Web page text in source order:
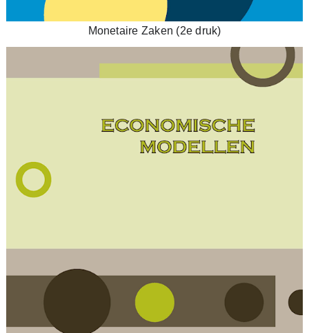
Monetaire Zaken (2e druk)